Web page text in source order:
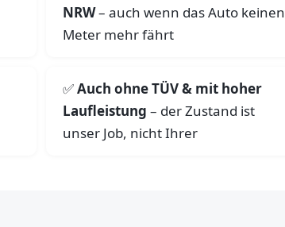
NRW– auch wenn das Auto keinen
Meter mehr fährt
Auch ohne TÜV & mit hoher
Laufleistung – der Zustand ist
unser Job, nicht Ihrer